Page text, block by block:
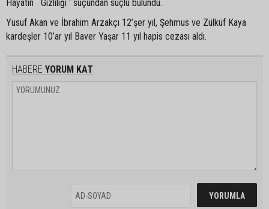
Hayatın Gizliliği ‘ suçundan suçlu bulundu.
Yusuf Akan ve İbrahim Arzakçı 12’şer yıl, Şehmus ve Zülküf Kaya
kardeşler 10’ar yıl Baver Yaşar 11 yıl hapis cezası aldı.
HABERE YORUM KAT